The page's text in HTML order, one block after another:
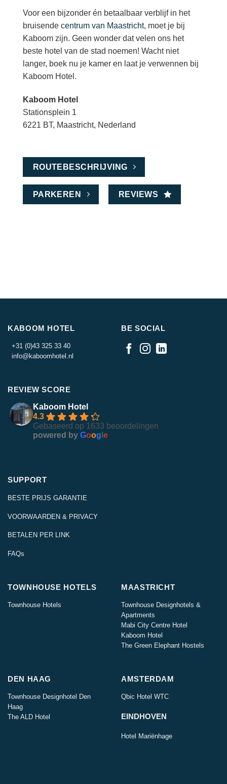
Voor een bijzonder én betaalbaar verblijf in het
bruisende centrum van Maastricht, moet je bij
Kaboom zijn. Geen wonder dat velen ons het
beste hotel van de stad noemen! Wacht niet
langer, boek nu je kamer en laat je verwennen bij
Kaboom Hotel.
Kaboom Hotel
Stationsplein 1
6221 BT, Maastricht, Nederland
ROUTEBESCHRIJVING
PARKEREN REVIEWS
KABOOM HOTEL
+31 (0)43 325 33 40
info@kaboomhotel.nl
BE SOCIAL
REVIEW SCORE
Kaboom Hotel
4.3
Gebaseerd op 1633 beoordelingen
powered by Goog e
SUPPORT
BESTE PRIJS GARANTIE
VOORWAARDEN & PRIVACY
BETALEN PER LINK
FAQs
TOWNHOUSE HOTELS
Townhouse Hotels
MAASTRICHT
Townhouse Designhotels &
Apartments
Mabi City Centre Hotel
Kaboom Hotel
The Green Elephant Hostels
DEN HAAG
Townhouse Designhotel Den
Haag
The ALD Hotel
AMSTERDAM
Qbic Hotel WTC
EINDHOVEN
Hotel Mariënhage